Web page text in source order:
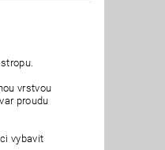
vrstvou
proudu
vybavit